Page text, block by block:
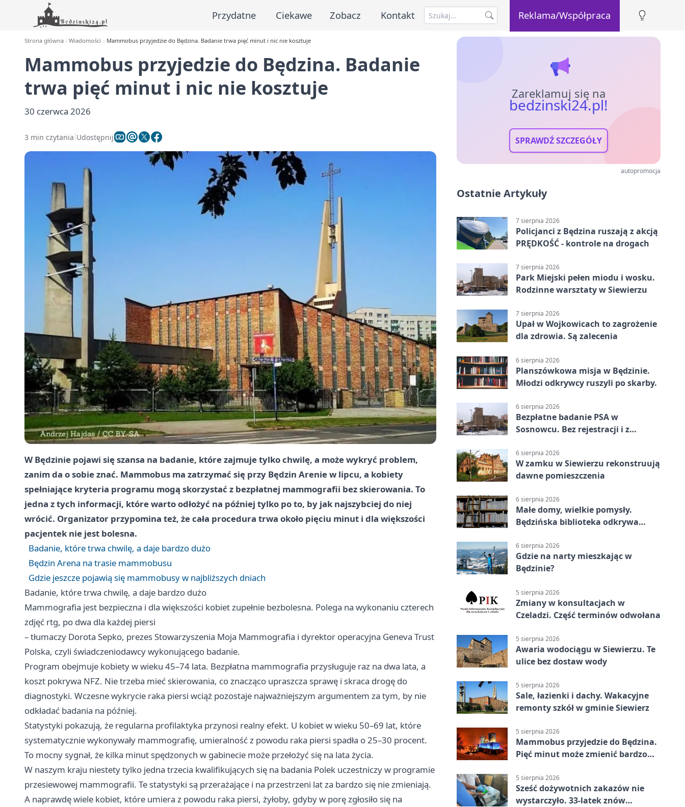
Przydatne Ciekawe Zobacz Kontakt Reklama/Współpraca
Strona główna Wiadomości Mammobus przyjedzie do Będzina. Badanie trwa pięć minut i nic nie kosztuje
Mammobus przyjedzie do Będzina. Badanie
trwa pięć minut i nic nie kosztuje
30 czerwca 2026
3 min czytania Udostępnij
W Będzinie pojawi się szansa na badanie, które zajmuje tylko chwilę, a może wykryć problem,
zanim da o sobie znać. Mammobus ma zatrzymać się przy Będzin Arenie w lipcu, a kobiety
spełniające kryteria programu mogą skorzystać z bezpłatnej mammografii bez skierowania. To
jedna z tych informacji, które warto odłożyć na później tylko po to, by jak najszybciej do niej
wrócić. Organizator przypomina też, że cała procedura trwa około pięciu minut i dla większości
pacjentek nie jest bolesna.
Badanie, które trwa chwilę, a daje bardzo dużo
Będzin Arena na trasie mammobusu
Gdzie jeszcze pojawią się mammobusy w najbliższych dniach
Badanie, które trwa chwilę, a daje bardzo dużo
Mammografia jest bezpieczna i dla większości kobiet zupełnie bezbolesna. Polega na wykonaniu czterech
zdjęć rtg, po dwa dla każdej piersi
– tłumaczy Dorota Sepko, prezes Stowarzyszenia Moja Mammografia i dyrektor operacyjna Geneva Trust
Polska, czyli świadczeniodawcy wykonującego badanie.
Program obejmuje kobiety w wieku 45–74 lata. Bezpłatna mammografia przysługuje raz na dwa lata, a
koszt pokrywa NFZ. Nie trzeba mieć skierowania, co znacząco upraszcza sprawę i skraca drogę do
diagnostyki. Wczesne wykrycie raka piersi wciąż pozostaje najważniejszym argumentem za tym, by nie
odkładać badania na później.
Statystyki pokazują, że regularna profilaktyka przynosi realny efekt. U kobiet w wieku 50–69 lat, które
systematycznie wykonywały mammografię, umieralność z powodu raka piersi spadła o 25–30 procent.
To mocny sygnał, że kilka minut spędzonych w gabinecie może przełożyć się na lata życia.
W naszym kraju niestety tylko jedna trzecia kwalifikujących się na badania Polek uczestniczy w programie
przesiewowej mammografii. Te statystyki są przerażające i na przestrzeni lat za bardzo się nie zmieniają.
A naprawdę wiele kobiet, które umiera z powodu raka piersi, żyłoby, gdyby w porę zgłosiło się na
Zareklamuj się na
bedzinski24.pl!
SPRAWDŹ SZCZEGÓŁY
autopromocja
Ostatnie Artykuły
7 sierpnia 2026
Policjanci z Będzina ruszają z akcją
PRĘDKOŚĆ - kontrole na drogach
7 sierpnia 2026
Park Miejski pełen miodu i wosku.
Rodzinne warsztaty w Siewierzu
7 sierpnia 2026
Upał w Wojkowicach to zagrożenie
dla zdrowia. Są zalecenia
6 sierpnia 2026
Planszówkowa misja w Będzinie.
Młodzi odkrywcy ruszyli po skarby.
6 sierpnia 2026
Bezpłatne badanie PSA w
Sosnowcu. Bez rejestracji i z
6 sierpnia 2026
W zamku w Siewierzu rekonstruują
dawne pomieszczenia
6 sierpnia 2026
Małe domy, wielkie pomysły.
Będzińska biblioteka odkrywa
6 sierpnia 2026
Gdzie na narty mieszkając w
Będzinie?
5 sierpnia 2026
Zmiany w konsultacjach w
Czeladzi. Część terminów odwołana
5 sierpnia 2026
Awaria wodociągu w Siewierzu. Te
ulice bez dostaw wody
5 sierpnia 2026
Sale, łazienki i dachy. Wakacyjne
remonty szkół w gminie Siewierz
5 sierpnia 2026
Mammobus przyjedzie do Będzina.
Pięć minut może zmienić bardzo
5 sierpnia 2026
Sześć dożywotnich zakazów nie
wystarczyło. 33-latek znów